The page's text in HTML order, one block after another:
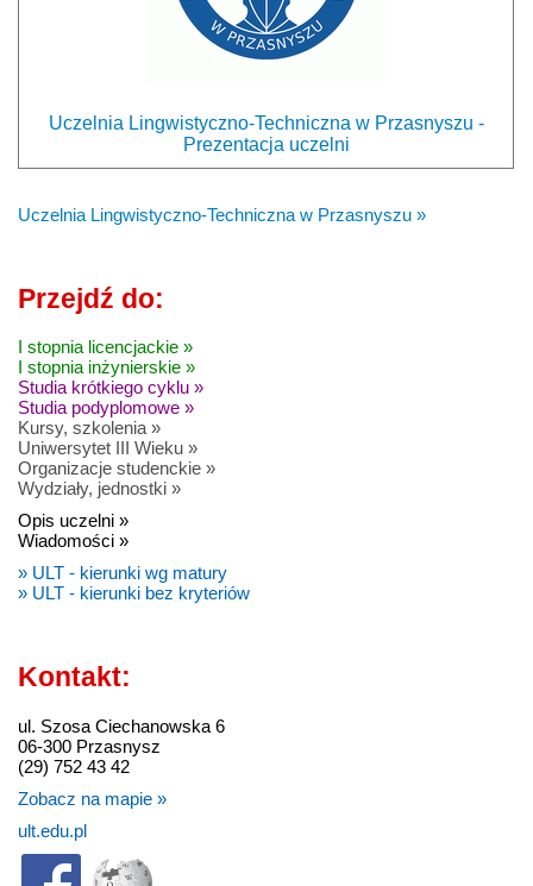
Uczelnia Lingwistyczno-Techniczna w Przasnyszu -
Prezentacja uczelni
Uczelnia Lingwistyczno-Techniczna w Przasnyszu »
Przejdź do:
I stopnia licencjackie »
I stopnia inżynierskie »
Studia krótkiego cyklu »
Studia podyplomowe »
Kursy, szkolenia »
Uniwersytet III Wieku »
Organizacje studenckie »
Wydziały, jednostki »
Opis uczelni »
Wiadomości »
» ULT - kierunki wg matury
» ULT - kierunki bez kryteriów
Kontakt:
ul. Szosa Ciechanowska 6
06-300 Przasnysz
(29) 752 43 42
Zobacz na mapie »
ult.edu.pl